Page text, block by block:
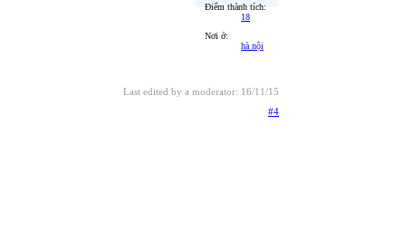
Điểm thành tích:
18
Nơi ở:
hà nội
Last edited by a moderator: 16/11/15
#4